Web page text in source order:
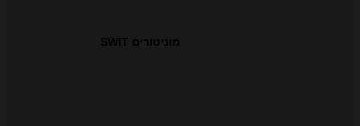
מוניטורים SWIT